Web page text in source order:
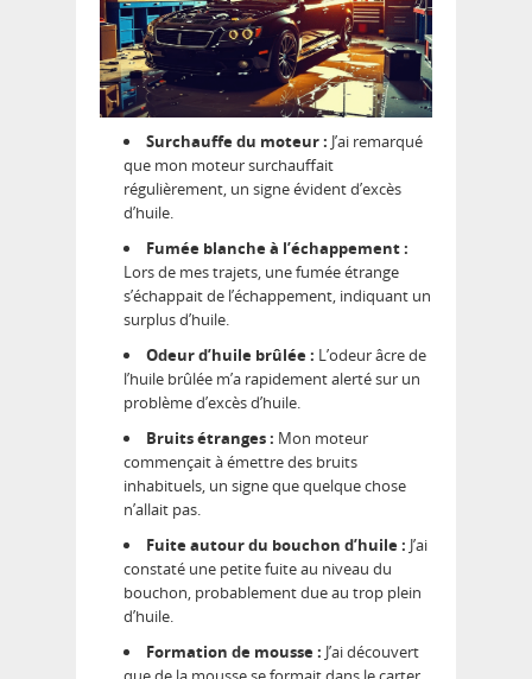
Surchauffe du moteur : J’ai remarqué
que mon moteur surchauffait
régulièrement, un signe évident d’excès
d’huile.
Fumée blanche à l’échappement :
Lors de mes trajets, une fumée étrange
s’échappait de l’échappement, indiquant un
surplus d’huile.
Odeur d’huile brûlée : L’odeur âcre de
l’huile brûlée m’a rapidement alerté sur un
problème d’excès d’huile.
Bruits étranges : Mon moteur
commençait à émettre des bruits
inhabituels, un signe que quelque chose
n’allait pas.
Fuite autour du bouchon d’huile : J’ai
constaté une petite fuite au niveau du
bouchon, probablement due au trop plein
d’huile.
Formation de mousse : J’ai découvert